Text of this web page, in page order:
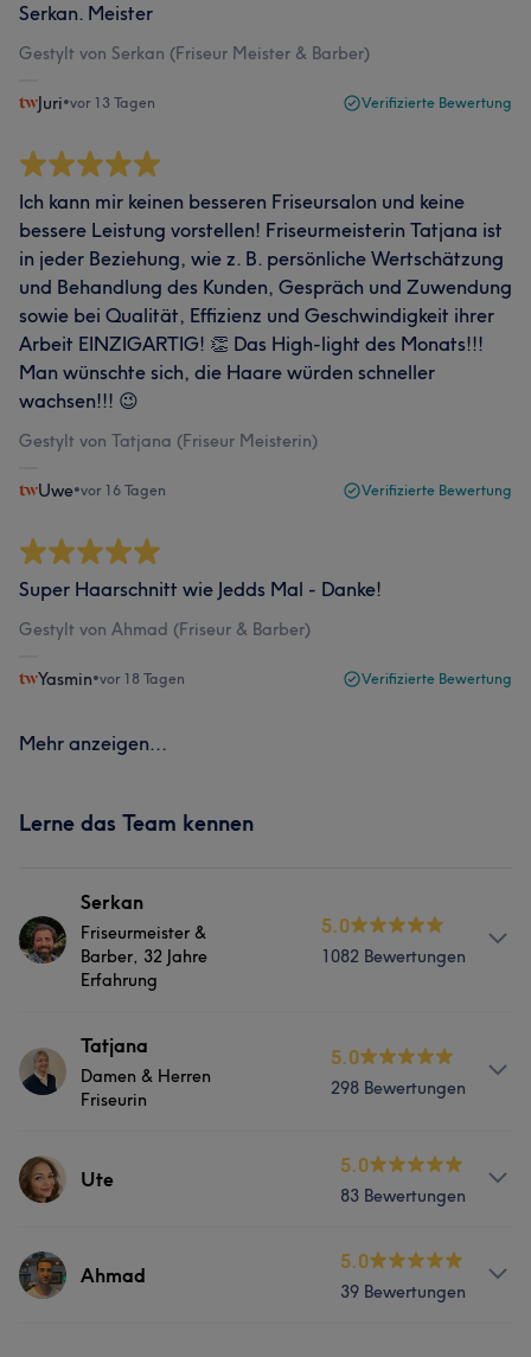
Serkan. Meister
Gestylt von Serkan (Friseur Meister & Barber)
Juri•vor 13 Tagen Verifizierte Bewertung
Ich kann mir keinen besseren Friseursalon und keine
bessere Leistung vorstellen! Friseurmeisterin Tatjana ist
in jeder Beziehung, wie z. B. persönliche Wertschätzung
und Behandlung des Kunden, Gespräch und Zuwendung
sowie bei Qualität, Effizienz und Geschwindigkeit ihrer
Arbeit EINZIGARTIG! 👏 Das High-light des Monats!!!
Man wünschte sich, die Haare würden schneller
wachsen!!! 😉
Gestylt von Tatjana (Friseur Meisterin)
Uwe•vor 16 Tagen Verifizierte Bewertung
Super Haarschnitt wie Jedds Mal - Danke!
Gestylt von Ahmad (Friseur & Barber)
Yasmin•vor 18 Tagen Verifizierte Bewertung
Mehr anzeigen...
Lerne das Team kennen
Serkan
Friseurmeister &
Barber, 32 Jahre
Erfahrung
5.0
1082 Bewertungen
Services
Friseur
Was unsere Kunden über Serkan sagen
Herzlich
Tatjana
Damen & Herren
Friseurin
5.0
298 Bewertungen
Services
Was unsere Kunden über Tatjana sagen
Ute
5.0
83 Bewertungen
Services
Ahmad
5.0
39 Bewertungen